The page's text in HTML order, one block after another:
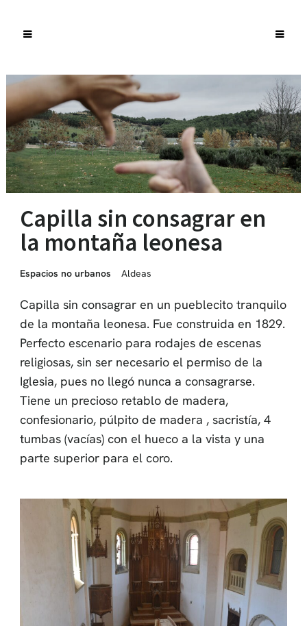
Capilla sin consagrar en
la montaña leonesa
Espacios no urbanos Aldeas
Capilla sin consagrar en un pueblecito tranquilo
de la montaña leonesa. Fue construida en 1829.
Perfecto escenario para rodajes de escenas
religiosas, sin ser necesario el permiso de la
Iglesia, pues no llegó nunca a consagrarse.
Tiene un precioso retablo de madera,
confesionario, púlpito de madera , sacristía, 4
tumbas (vacías) con el hueco a la vista y una
parte superior para el coro.